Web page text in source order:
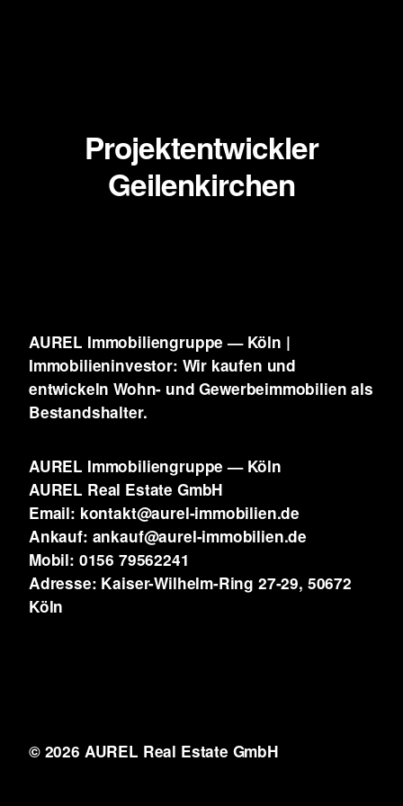
Projektentwickler
Geilenkirchen
AUREL Immobiliengruppe — Köln |
Immobilieninvestor: Wir kaufen und
entwickelnWohn- und Gewerbeimmobilien als
Bestandshalter.
AUREL Immobiliengruppe — Köln
AUREL Real Estate GmbH
Email: kontakt@aurel-immobilien.de
Ankauf: ankauf@aurel-immobilien.de
Mobil: 0156 79562241
Adresse: Kaiser-Wilhelm-Ring 27-29, 50672
Köln
© 2026 AUREL Real Estate GmbH